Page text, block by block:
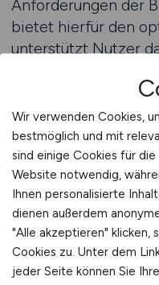
Anforderungen der
bietet hierfür den
unterstützt Nutzer
Kenntnisse mit den
abzugleichen und
realistisch
anspruchsvoller
erwarten, steigt die
direkte
professionelle
stellen. Ein klar
Wir verwenden Cookies,
bestmöglich und mit
sind einige Cookies für
Website notwendig,
Ihnen personalisierte
dienen außerdem
"Alle akzeptieren" klicken,
Cookies zu. Unter dem
jeder Seite können Sie